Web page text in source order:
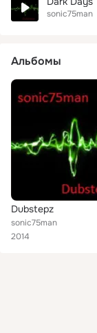
sonic75man
Альбомы
Dubstepz
sonic75man
2014